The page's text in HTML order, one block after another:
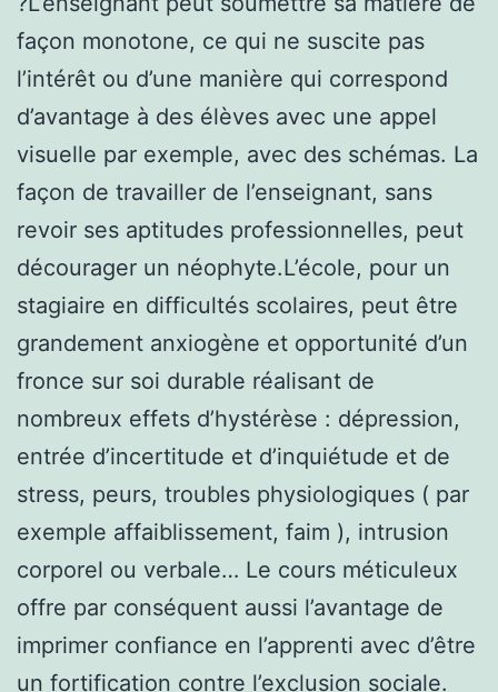
façon monotone, ce qui ne suscite pas
l’intérêt ou d’une manière qui correspond
d’avantage à des élèves avec une appel
visuelle par exemple, avec des schémas. La
façon de travailler de l’enseignant, sans
revoir ses aptitudes professionnelles, peut
décourager un néophyte.L’école, pour un
stagiaire en difficultés scolaires, peut être
grandement anxiogène et opportunité d’un
fronce sur soi durable réalisant de
nombreux effets d’hystérèse : dépression,
entrée d’incertitude et d’inquiétude et de
stress, peurs, troubles physiologiques ( par
exemple affaiblissement, faim ), intrusion
corporel ou verbale… Le cours méticuleux
offre par conséquent aussi l’avantage de
imprimer confiance en l’apprenti avec d’être
un fortification contre l’exclusion sociale.